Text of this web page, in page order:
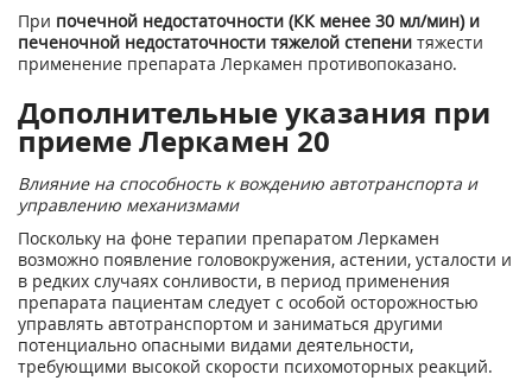
При почечной недостаточности (КК менее 30 мл/мин) и
печеночной недостаточности тяжелой степени тяжести
применение препарата Леркамен противопоказано.
Дополнительные указания при
приеме Леркамен 20
Влияние на способность к вождению автотранспорта и
управлению механизмами
Поскольку на фоне терапии препаратом Леркамен
возможно появление головокружения, астении, усталости и
в редких случаях сонливости, в период применения
препарата пациентам следует с особой осторожностью
управлять автотранспортом и заниматься другими
потенциально опасными видами деятельности,
требующими высокой скорости психомоторных реакций.